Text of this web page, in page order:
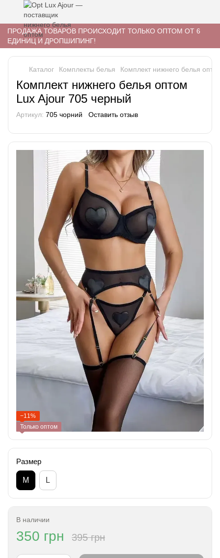
ПРОДАЖА ТОВАРОВ ПРОИСХОДИТ ТОЛЬКО ОПТОМ ОТ 6
ЕДИНИЦ И ДРОПШИПИНГ!
Каталог Комплекты белья Комплект нижнего белья
Комплект нижнего белья оптом
Lux Ajour 705 черный
Артикул: 705 чорний Оставить отзыв
−11%
Только оптом
Размер
M L
В наличии
350 грн 395 грн